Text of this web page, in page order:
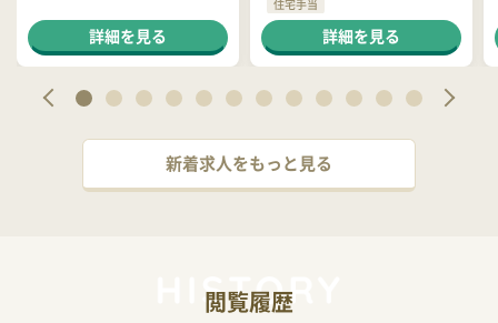
詳細を見る
住宅手当
ハラスメント相談窓口あり
詳細を見る
新着求人をもっと見る
閲覧履歴